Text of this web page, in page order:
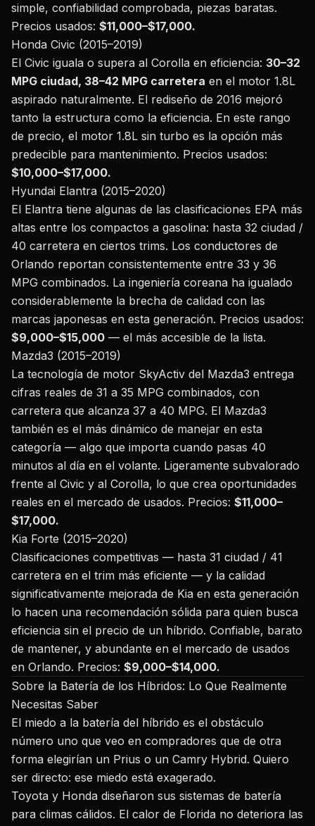
simple, confiabilidad comprobada, piezas baratas.
Precios usados: $11,000–$17,000.
Honda Civic (2015–2019)
El Civic iguala o supera al Corolla en eficiencia: 30–32
MPG ciudad, 38–42 MPG carretera en el motor 1.8L
aspirado naturalmente. El rediseño de 2016 mejoró
tanto la estructura como la eficiencia. En este rango
de precio, el motor 1.8L sin turbo es la opción más
predecible para mantenimiento. Precios usados:
$10,000–$17,000.
Hyundai Elantra (2015–2020)
El Elantra tiene algunas de las clasificaciones EPA más
altas entre los compactos a gasolina: hasta 32 ciudad /
40 carretera en ciertos trims. Los conductores de
Orlando reportan consistentemente entre 33 y 36
MPG combinados. La ingeniería coreana ha igualado
considerablemente la brecha de calidad con las
marcas japonesas en esta generación. Precios usados:
$9,000–$15,000 — el más accesible de la lista.
Mazda3 (2015–2019)
La tecnología de motor SkyActiv del Mazda3 entrega
cifras reales de 31 a 35 MPG combinados, con
carretera que alcanza 37 a 40 MPG. El Mazda3
también es el más dinámico de manejar en esta
categoría — algo que importa cuando pasas 40
minutos al día en el volante. Ligeramente subvalorado
frente al Civic y al Corolla, lo que crea oportunidades
reales en el mercado de usados. Precios: $11,000–
$17,000.
Kia Forte (2015–2020)
Clasificaciones competitivas — hasta 31 ciudad / 41
carretera en el trim más eficiente — y la calidad
significativamente mejorada de Kia en esta generación
lo hacen una recomendación sólida para quien busca
eficiencia sin el precio de un híbrido. Confiable, barato
de mantener, y abundante en el mercado de usados
en Orlando. Precios: $9,000–$14,000.
Sobre la Batería de los Híbridos: Lo Que Realmente
Necesitas Saber
El miedo a la batería del híbrido es el obstáculo
número uno que veo en compradores que de otra
forma elegirían un Prius o un Camry Hybrid. Quiero
ser directo: ese miedo está exagerado.
Toyota y Honda diseñaron sus sistemas de batería
para climas cálidos. El calor de Florida no deteriora las